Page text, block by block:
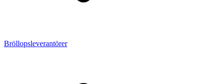
Bröllopsleverantörer